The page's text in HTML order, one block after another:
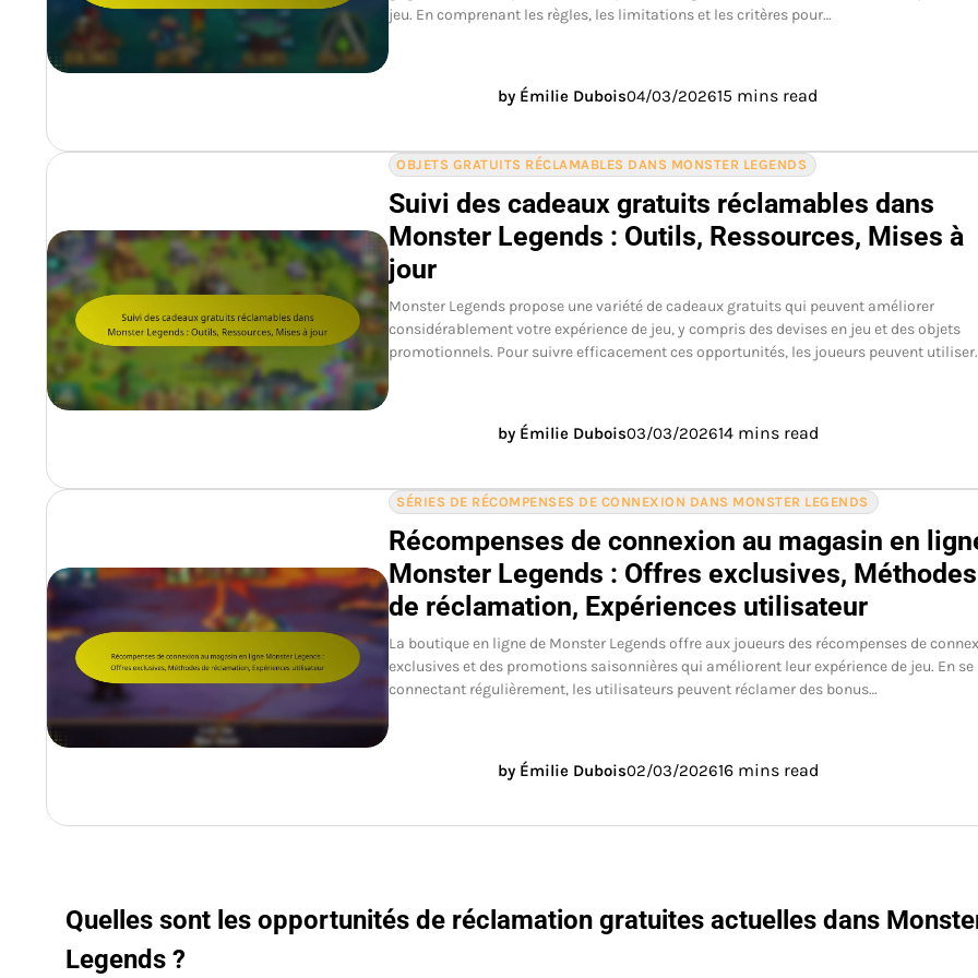
jeu. En comprenant les règles, les limitations et les critères pour…
by Émilie Dubois04/03/202615 mins read
OBJETS GRATUITS RÉCLAMABLES DANS MONSTER LEGENDS
Suivi des cadeaux gratuits réclamables dans
Monster Legends : Outils, Ressources, Mises à
jour
Monster Legends propose une variété de cadeaux gratuits qui peuvent améliorer
considérablement votre expérience de jeu, y compris des devises en jeu et des objets
promotionnels. Pour suivre efficacement ces opportunités, les joueurs peuvent
by Émilie Dubois03/03/202614 mins read
SÉRIES DE RÉCOMPENSES DE CONNEXION DANS MONSTER LEGENDS
Récompenses de connexion au magasin en
Monster Legends : Offres exclusives, Méthodes
de réclamation, Expériences utilisateur
La boutique en ligne de Monster Legends offre aux joueurs des récompenses de
exclusives et des promotions saisonnières qui améliorent leur expérience de jeu. En se
connectant régulièrement, les utilisateurs peuvent réclamer des bonus…
by Émilie Dubois02/03/202616 mins read
Quelles sont les opportunités de réclamation gratuites actuelles dans
Legends ?